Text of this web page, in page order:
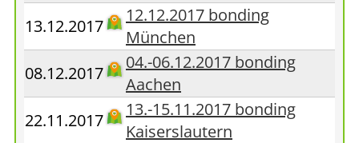
13.12.2017
12.12.2017 bonding
München
08.12.2017
04.-06.12.2017 bonding
Aachen
22.11.2017
13.-15.11.2017 bonding
Kaiserslautern